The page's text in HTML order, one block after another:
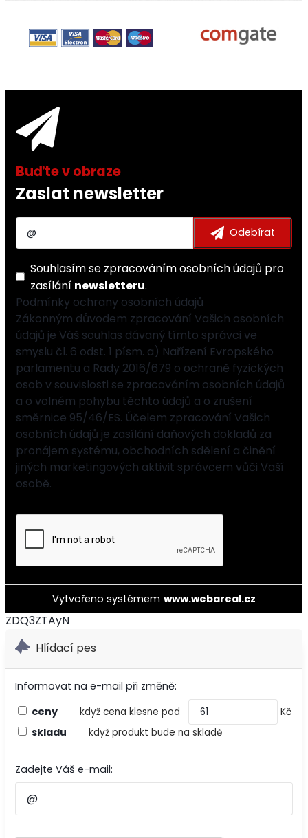
Zaslat newsletter
Souhlasím se zpracováním osobních údajů pro
zasílání newsletteru.
Podmínky ochrany osobních údajů
Zákonným důvodem zpracování Vašich osobních
údajů je Váš souhlas dávaný tímto správci ve
smyslu čl. 6 odst. 1 písm. a) Nařízení Evropského
parlamentu a Rady 2016/679 o ochraně fyzických
osob v souvislosti se zpracováním osobních údajů
a o volném pohybu těchto údajů a o zrušení
směrnice 95/46/ES. Účelem zpracování Vašich
osobních údajů je zasílání daňových dokladů za
pronájem systému, obchodních sdělení a činění
jiných marketingových aktivit správcem vůči Vaší
osobě.
Vytvořeno systémem www.webareal.cz
ZDQ3ZTAyN
Hlídací pes
Informovat na e-mail při změně:
ceny
když cena klesne pod Kč
skladu když produkt bude na skladě
Zadejte Váš e-mail: